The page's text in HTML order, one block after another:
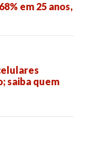
em 25 anos,
saiba quem